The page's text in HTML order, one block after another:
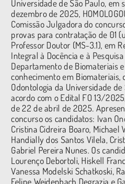
Universidade de São Paulo, em
dezembro de 2025,
Comissão Julgadora do
provas para contratação de 01
Professor Doutor (MS-3.1), em
Integral à Docência e à
Departamento de Biomateriais
conhecimento em Biomateriais,
Odontologia da Universidade
acordo com o Edital FO 13/
de 22 de abril de 2025.
concurso os candidatos: Ivan
Cristina Cidreira Boaro, Michael
Handially dos Santos Vilela,
Gabriel Pereira Nunes. Os
Lourenço Debortoli, Hiskell
Vanessa Modelski Schatkoski,
Felipe Weidenbach Degrazia e